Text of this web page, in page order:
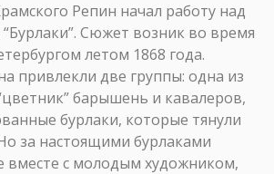
Репин начал работу над
Сюжет возник во время
летом 1868 года.
привлекли две группы: одна из
барышень и кавалеров,
бурлаки, которые тянули
за настоящими бурлаками
вместе с молодым художником,